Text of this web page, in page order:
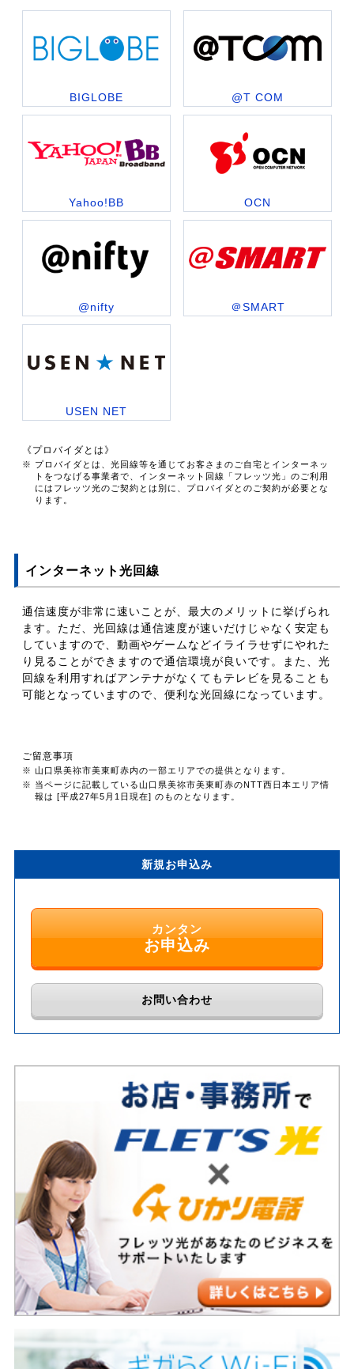
BIGLOBE @T COM
Yahoo!BB OCN
@nifty ＠SMART
USEN NET
《プロバイダとは》
※ プロバイダとは、光回線等を通じてお客さまのご自宅とインターネッ
トをつなげる事業者で、インターネット回線「フレッツ光」のご利用
にはフレッツ光のご契約とは別に、プロバイダとのご契約が必要とな
ります。
インターネット光回線
通信速度が非常に速いことが、最大のメリットに挙げられ
ます。ただ、光回線は通信速度が速いだけじゃなく安定も
していますので、動画やゲームなどイライラせずにやれた
り見ることができますので通信環境が良いです。また、光
回線を利用すればアンテナがなくてもテレビを見ることも
可能となっていますので、便利な光回線になっています。
ご留意事項
※ 山口県美祢市美東町赤内の一部エリアでの提供となります。
※ 当ページに記載している山口県美祢市美東町赤のNTT西日本エリア情
報は [平成27年5月1日現在] のものとなります。
新規お申込み
カンタン
お申込み
お問い合わせ